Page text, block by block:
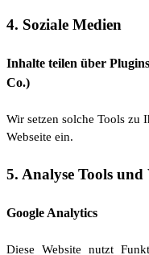
4. Soziale Medien
Inhalte teilen über
Co.)
Wir setzen solche Tools zu
Webseite ein.
5. Analyse Tools und
Google Analytics
Diese Website nutzt